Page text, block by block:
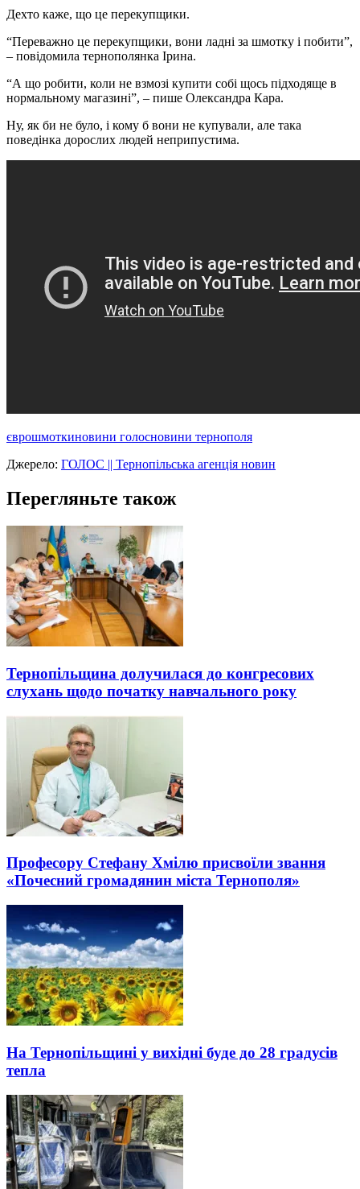
Дехто каже, що це перекупщики.
“Переважно це перекупщики, вони ладні за шмотку і побити”,
– повідомила тернополянка Ірина.
“А що робити, коли не взмозі купити собі щось підходяще в
нормальному магазині”, – пише Олександра Кара.
Ну, як би не було, і кому б вони не купували, але така
поведінка дорослих людей неприпустима.
єврошмоткиновини голосновини тернополя
Джерело: ГОЛОС || Тернопільська агенція новин
Перегляньте також
Тернопільщина долучилася до конгресових
слухань щодо початку навчального року
Професору Стефану Хмілю присвоїли звання
«Почесний громадянин міста Тернополя»
На Тернопільщині у вихідні буде до 28 градусів
тепла